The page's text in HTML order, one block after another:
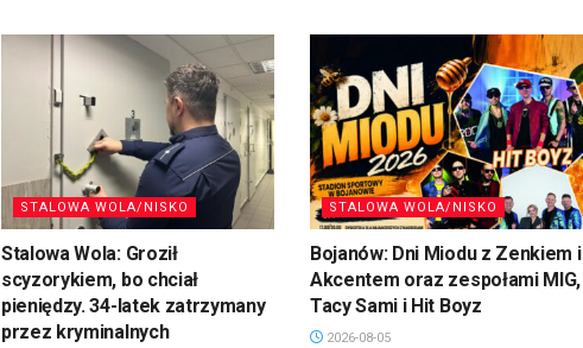
STALOWA WOLA/NISKO
Stalowa Wola: Groził
scyzorykiem, bo chciał
pieniędzy. 34-latek zatrzymany
przez kryminalnych
STALOWA WOLA/NISKO
Bojanów: Dni Miodu z Zenkiem i
Akcentem oraz zespołami MIG,
Tacy Sami i Hit Boyz
2026-08-05